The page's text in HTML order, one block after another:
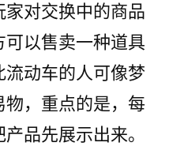
对交换中的商品
以售卖一种道具
动车的人可像梦
，重点的是，每
品先展示出来。